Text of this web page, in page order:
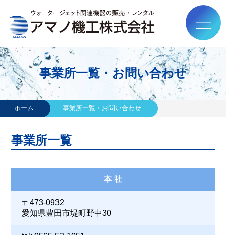
事業所一覧・お問い合わせ
ホーム 事業所一覧・お問い合わせ
事業所一覧
本 社
〒473-0932
愛知県豊田市堤町野中30